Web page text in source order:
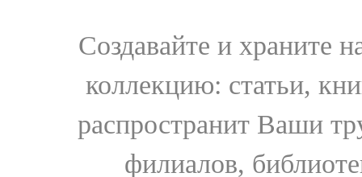
Создавайте и храните
коллекцию: статьи,
распространит Ваши
филиалов,